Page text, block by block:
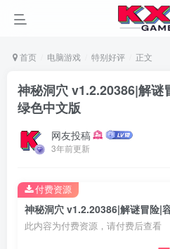
首页 电脑游戏 特别好评 正文
神秘洞穴 v1.2.20386|解
绿色中文版
网友投稿
3年前更新
此内容为付费资源，请付费后查看
付费资源